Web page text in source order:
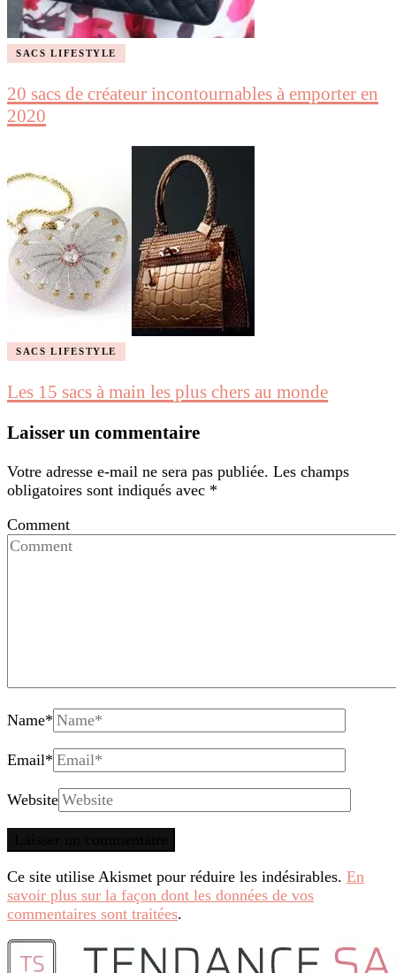
SACS LIFESTYLE
20 sacs de créateur incontournables à emporter en
2020
SACS LIFESTYLE
Les 15 sacs à main les plus chers au monde
Laisser un commentaire
Votre adresse e-mail ne sera pas publiée. Les champs
obligatoires sont indiqués avec *
Comment
Name*
Email*
Website
Ce site utilise Akismet pour réduire les indésirables. En
savoir plus sur la façon dont les données de vos
commentaires sont traitées.